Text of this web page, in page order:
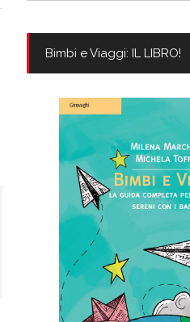
Bimbi e Viaggi: IL LIBRO!